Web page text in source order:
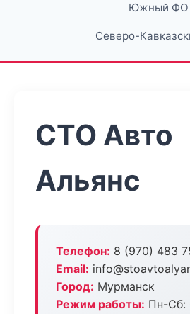
Южный ФО
Северо-
СТО Авто
Альянс
Телефон: 8 (970) 483
Email:
Город: Мурманск
Режим работы: Пн-Сб: